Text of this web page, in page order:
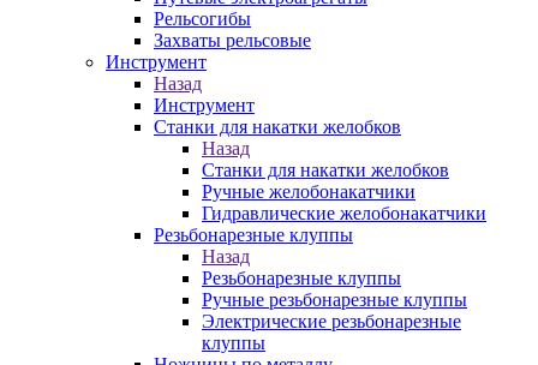
Рельсогибы
Захваты рельсовые
Инструмент
Назад
Инструмент
Станки для накатки желобков
Назад
Станки для накатки желобков
Ручные желобонакатчики
Гидравлические желобонакатчики
Резьбонарезные клуппы
Назад
Резьбонарезные клуппы
Ручные резьбонарезные клуппы
Электрические резьбонарезные
клуппы